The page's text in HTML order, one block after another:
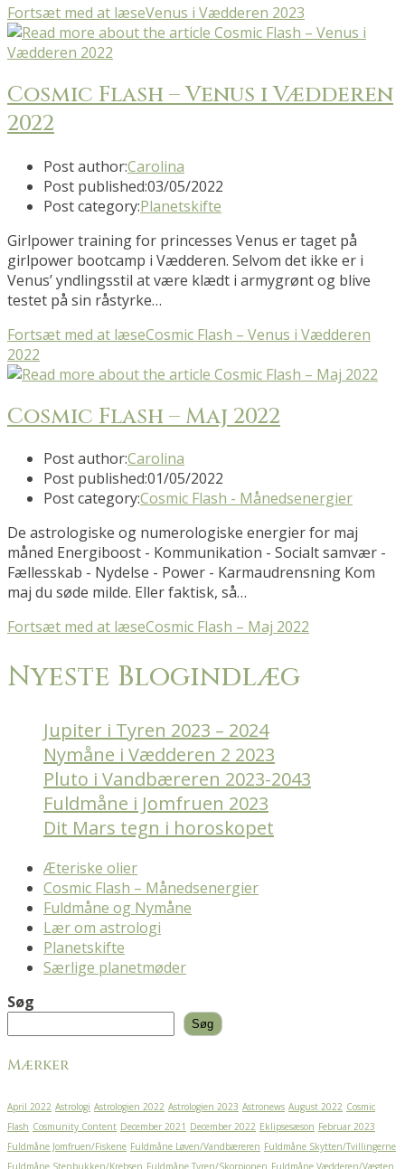
Fortsæt med at læseVenus i Vædderen 2023
Cosmic Flash – Venus i Vædderen
2022
Post author:Carolina
Post published:03/05/2022
Post category:Planetskifte
Girlpower training for princesses Venus er taget på
girlpower bootcamp i Vædderen. Selvom det ikke er i
Venus’ yndlingsstil at være klædt i armygrønt og blive
testet på sin råstyrke…
Fortsæt med at læseCosmic Flash – Venus i Vædderen
2022
Cosmic Flash – Maj 2022
Post author:Carolina
Post published:01/05/2022
Post category:Cosmic Flash - Månedsenergier
De astrologiske og numerologiske energier for maj
måned Energiboost - Kommunikation - Socialt samvær -
Fællesskab - Nydelse - Power - Karmaudrensning Kom
maj du søde milde. Eller faktisk, så…
Fortsæt med at læseCosmic Flash – Maj 2022
Nyeste Blogindlæg
Jupiter i Tyren 2023 – 2024
Nymåne i Vædderen 2 2023
Pluto i Vandbæreren 2023-2043
Fuldmåne i Jomfruen 2023
Dit Mars tegn i horoskopet
Æteriske olier
Cosmic Flash – Månedsenergier
Fuldmåne og Nymåne
Lær om astrologi
Planetskifte
Særlige planetmøder
Søg
Søg
Mærker
April 2022 Astrologi Astrologien 2022 Astrologien 2023 Astronews August 2022 Cosmic
Flash Cosmunity Content December 2021 December 2022 Eklipsesæson Februar 2023
Fuldmåne Jomfruen/Fiskene Fuldmåne Løven/Vandbæreren Fuldmåne Skytten/Tvillingerne
Fuldmåne Stenbukken/Krebsen Fuldmåne Tyren/Skorpionen Fuldmåne Vædderen/Vægten